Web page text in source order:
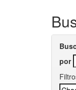
por